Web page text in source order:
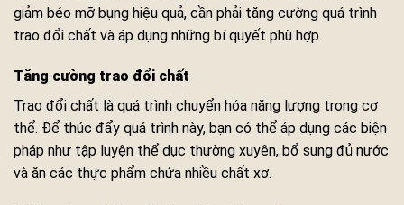
giảm béo mỡ bụng hiệu quả, cần phải tăng cường quá trình
trao đổi chất và áp dụng những bí quyết phù hợp.
Tăng cường trao đổi chất
Trao đổi chất là quá trình chuyển hóa năng lượng trong cơ
thể. Để thúc đẩy quá trình này, bạn có thể áp dụng các biện
pháp như tập luyện thể dục thường xuyên, bổ sung đủ nước
và ăn các thực phẩm chứa nhiều chất xơ.